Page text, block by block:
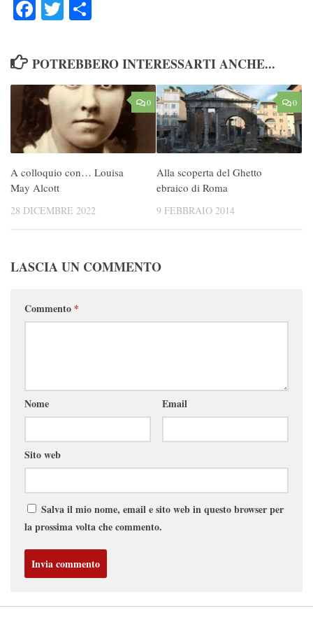
POTREBBERO INTERESSARTI ANCHE...
0
A colloquio con… Louisa
May Alcott
28 DICEMBRE 2022
0
Alla scoperta del Ghetto
ebraico di Roma
9 FEBBRAIO 2014
LASCIA UN COMMENTO
Commento *
Nome Email
Sito web
Salva il mio nome, email e sito web in questo browser per
la prossima volta che commento.